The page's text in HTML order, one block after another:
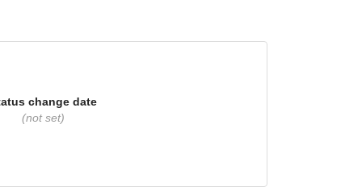
change date
(not set)